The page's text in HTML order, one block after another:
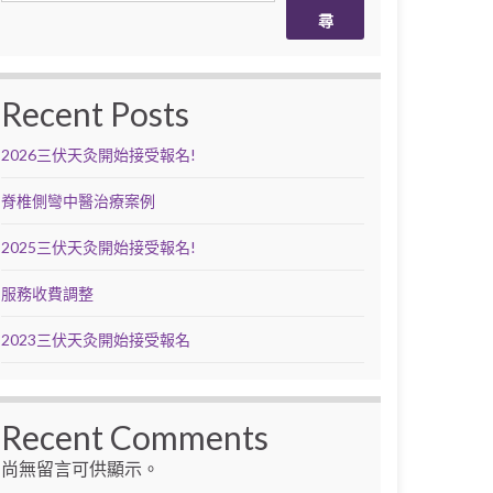
尋
Recent Posts
2026三伏天灸開始接受報名!
脊椎側彎中醫治療案例
2025三伏天灸開始接受報名!
服務收費調整
2023三伏天灸開始接受報名
Recent Comments
尚無留言可供顯示。